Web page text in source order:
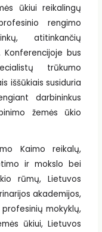
ūkiui reikalingų
rengimo
atitinkančių
Konferencijoje bus
trūkumo
iššūkiais susiduria
darbininkus
žemės ūkio
Kaimo reikalų,
ir mokslo bei
rūmų, Lietuvos
akademijos,
mokyklų,
ūkiui, Lietuvos